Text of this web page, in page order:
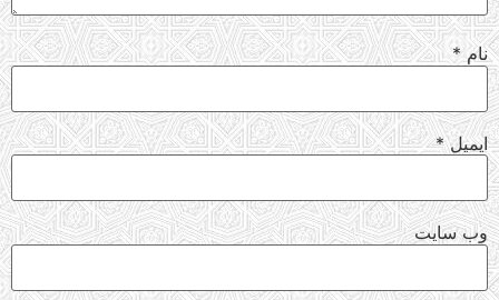
نام*
ایمیل*
وب‌ سایت